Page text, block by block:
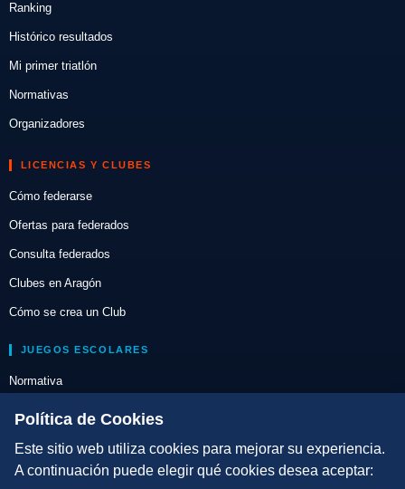
Ranking
Histórico resultados
Mi primer triatlón
Normativas
Organizadores
LICENCIAS Y CLUBES
Cómo federarse
Ofertas para federados
Consulta federados
Clubes en Aragón
Cómo se crea un Club
JUEGOS ESCOLARES
Normativa
Escuelas de Triatlón
DIRECCIÓN TÉCNICA
Política de Cookies
Este sitio web utiliza cookies para mejorar su experiencia.
A continuación puede elegir qué cookies desea aceptar: